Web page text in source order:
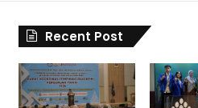
Recent Post